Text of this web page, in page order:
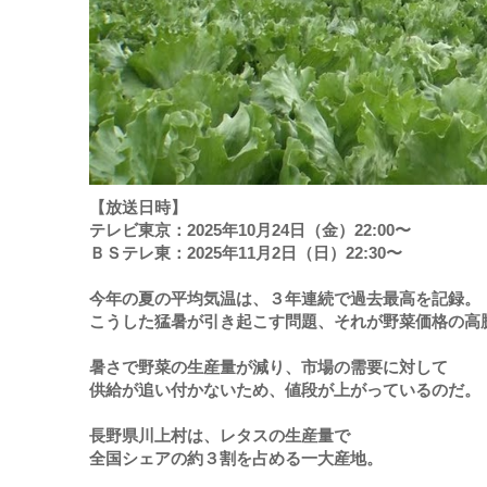
【放送日時】
テレビ東京：2025年10月24日（金）22:00〜
ＢＳテレ東：2025年11月2日（日）22:30〜
今年の夏の平均気温は、３年連続で過去最高を記録。
こうした猛暑が引き起こす問題、それが野菜価格の高
暑さで野菜の生産量が減り、市場の需要に対して
供給が追い付かないため、値段が上がっているのだ。
長野県川上村は、レタスの生産量で
全国シェアの約３割を占める一大産地。